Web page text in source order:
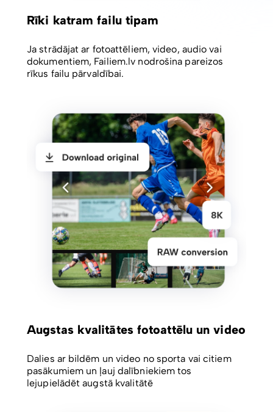
Rīki katram failu tipam
Ja strādājat ar fotoattēliem, video, audio vai
dokumentiem, Failiem.lv nodrošina pareizos
rīkus failu pārvaldībai.
Augstas kvalitātes fotoattēlu un video
Dalies ar bildēm un video no sporta vai citiem
pasākumiem un ļauj dalībniekiem tos
lejupielādēt augstā kvalitātē